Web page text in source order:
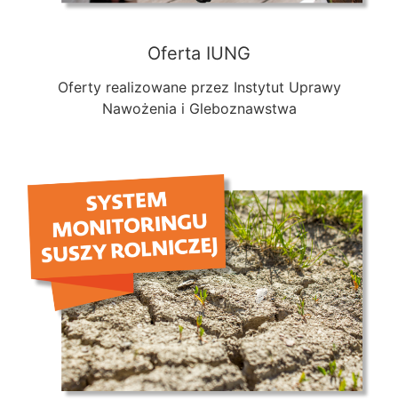
Oferta IUNG
Oferty realizowane przez Instytut Uprawy
Nawożenia i Gleboznawstwa